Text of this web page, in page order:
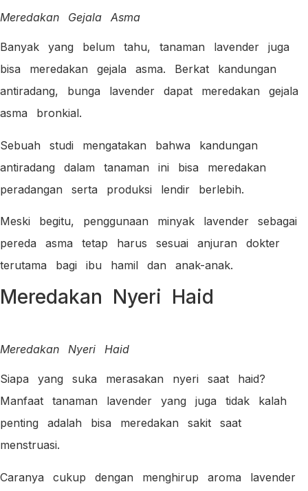
Meredakan Gejala Asma
Banyak yang belum tahu, tanaman lavender juga
bisa meredakan gejala asma. Berkat kandungan
antiradang, bunga lavender dapat meredakan gejala
asma bronkial.
Sebuah studi mengatakan bahwa kandungan
antiradang dalam tanaman ini bisa meredakan
peradangan serta produksi lendir berlebih.
Meski begitu, penggunaan minyak lavender sebagai
pereda asma tetap harus sesuai anjuran dokter
terutama bagi ibu hamil dan anak-anak.
Meredakan Nyeri Haid
Meredakan Nyeri Haid
Siapa yang suka merasakan nyeri saat haid?
Manfaat tanaman lavender yang juga tidak kalah
penting adalah bisa meredakan sakit saat
menstruasi.
Caranya cukup dengan menghirup aroma lavender